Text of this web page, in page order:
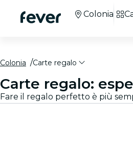
Colonia
Colonia Carte regalo
Carte regalo: